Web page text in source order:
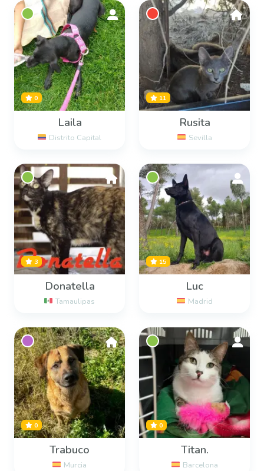
0
Laila
Distrito Capital
11
Rusita
Sevilla
3
Donatella
Tamaulipas
15
Luc
Madrid
0
Trabuco
Murcia
0
Titan.
Barcelona